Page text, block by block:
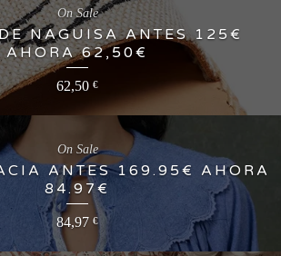
NAGUISA ANTES 125€
AHORA 62,50€
62,50 €
On Sale
ANTES 169.95€ AHORA
84.97€
84,97 €
On Sale